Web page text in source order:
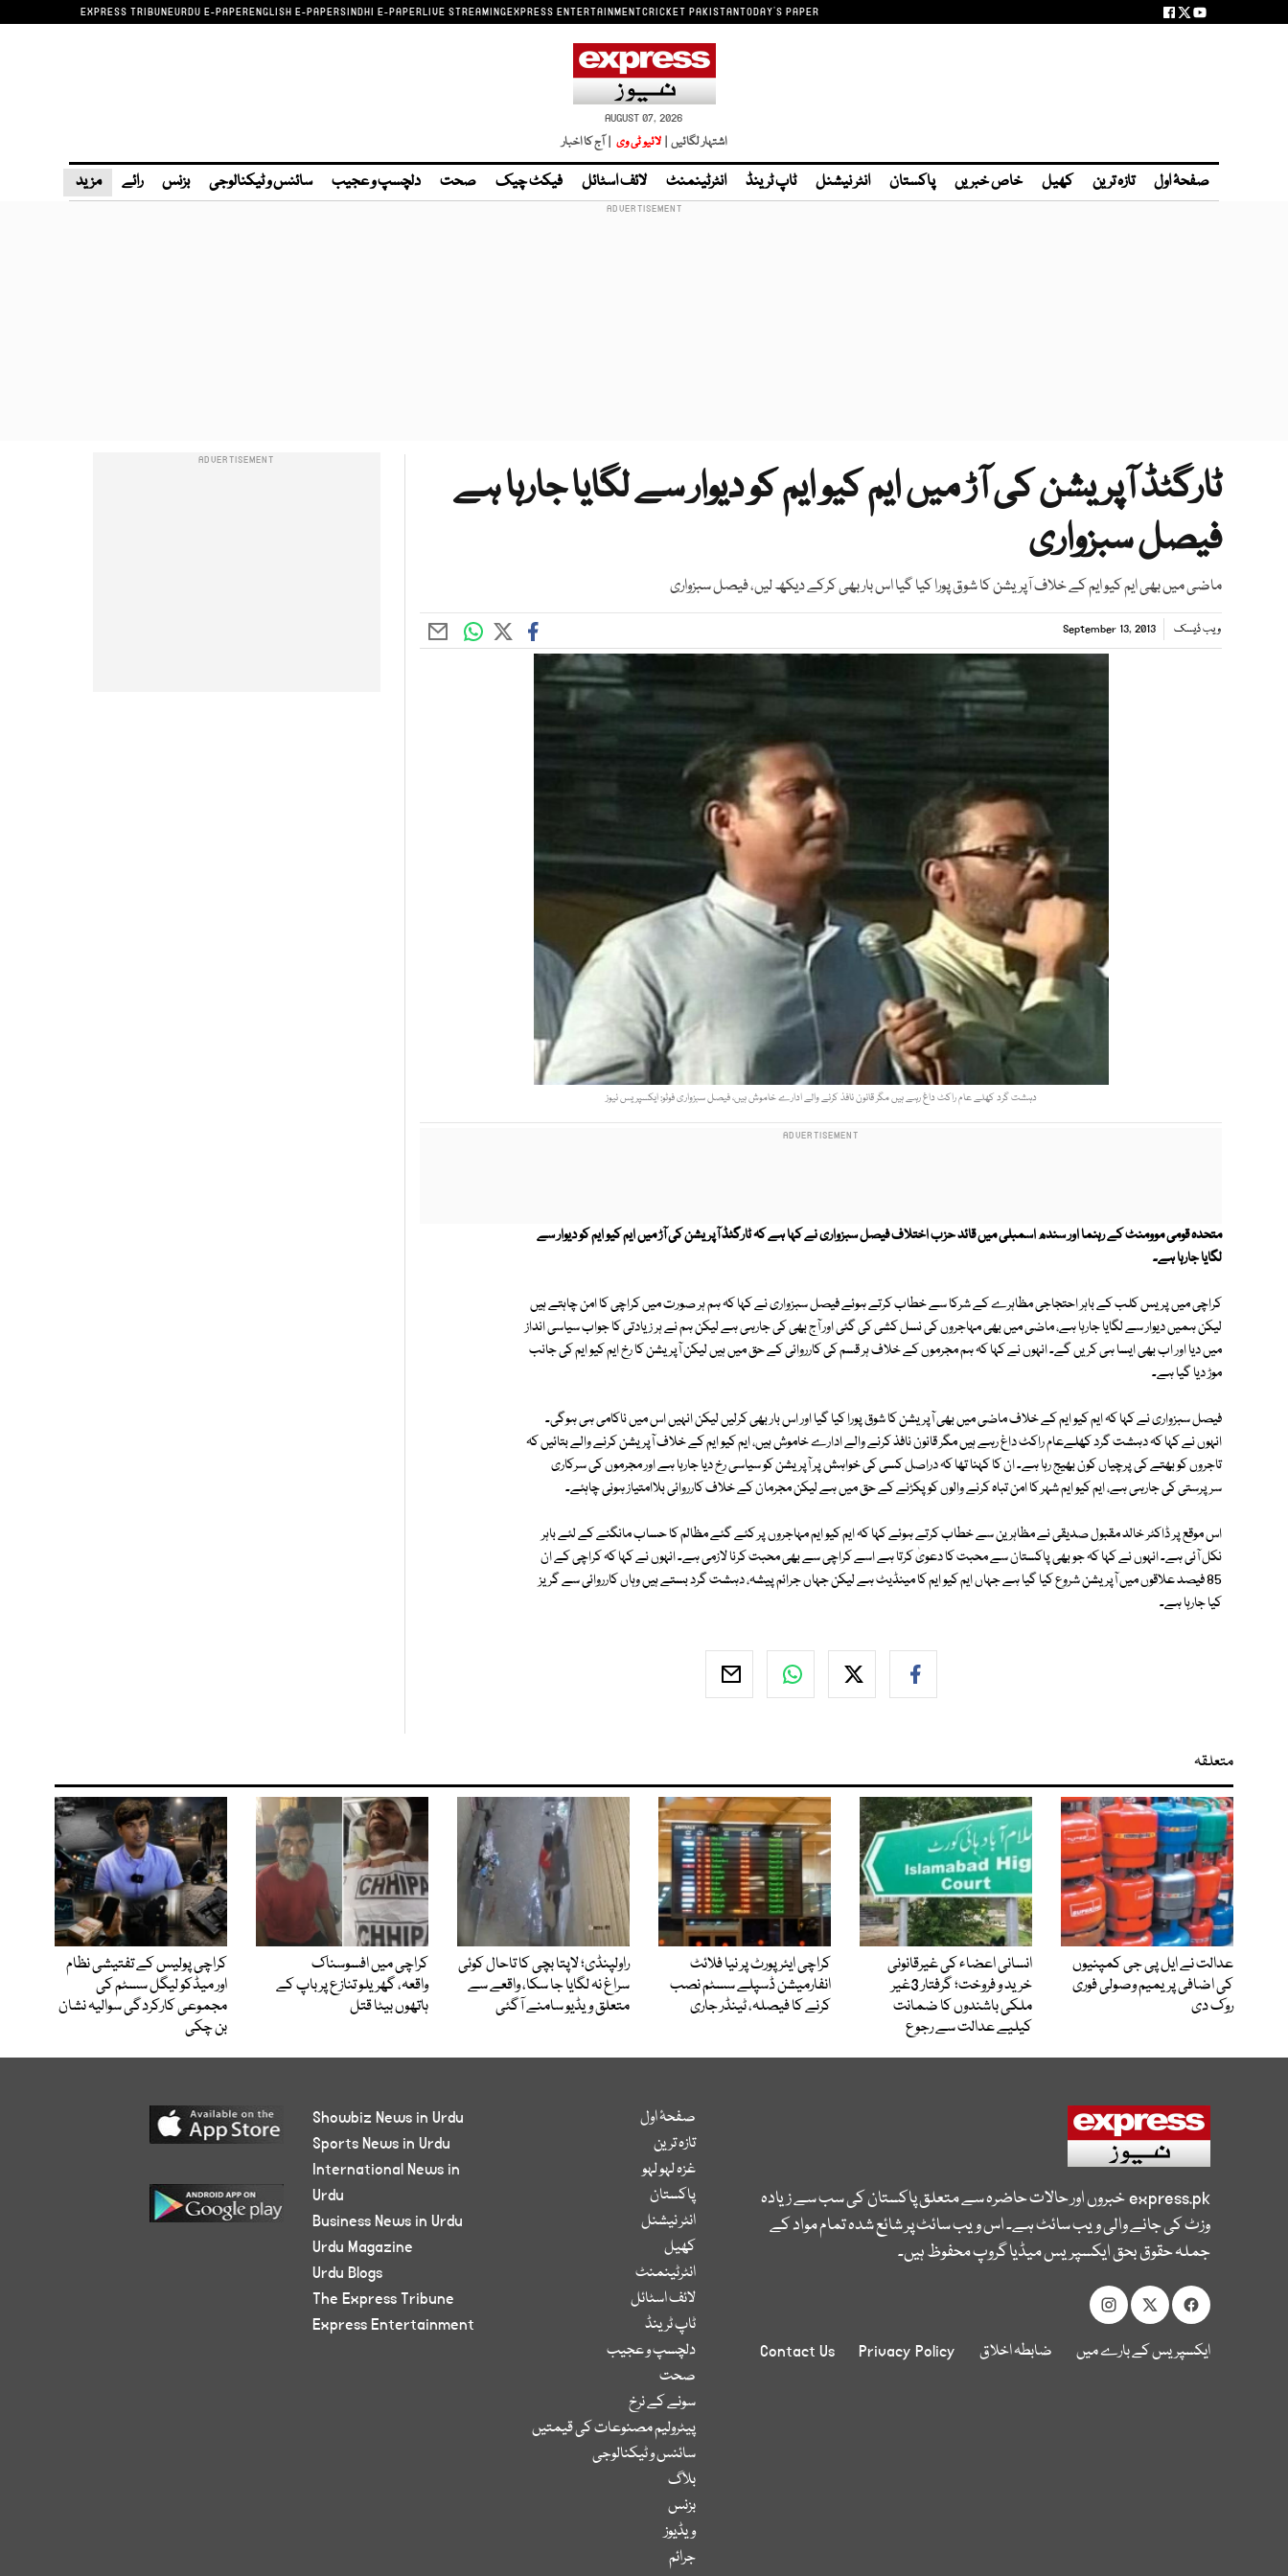
EXPRESS TRIBUNEURDU E-PAPERENGLISH E-PAPERSINDHI E-PAPERLIVE STREAMINGEXPRESS ENTERTAINMENTCRICKET PAKISTANTODAY'S PAPER
AUGUST 07, 2026
اشتہار لگائیں | لائیو ٹی وی | آج کا اخبار
صفحۂ اول تازہ ترین کھیل خاص خبریں پاکستان انٹر نیشنل ٹاپ ٹرینڈ انٹرٹینمنٹ لائف اسٹائل فیکٹ چیک صحت دلچسپ و عجیب سائنس و ٹیکنالوجی بزنس رائے مزید
ٹارگٹڈ آپریشن کی آڑ میں ایم کیو ایم کو دیوار سے لگایا جارہا ہے
فیصل سبزواری
ماضی میں بھی ایم کیو ایم کے خلاف آپریشن کا شوق پورا کیا گیا اس بار بھی کرکے دیکھ لیں، فیصل سبزواری
ویب ڈیسک September 13, 2013
دہشت گرد کھلے عام راکٹ داغ رہے ہیں مگر قانون نافذ کرنے والے ادارے خاموش ہیں، فیصل سبزواری فوٹو: ایکسپریس نیوز
متحدہ قومی موومنٹ کے رہنما اور سندھ اسمبلی میں قائد حزب اختلاف فیصل سبزواری نے کہا ہے کہ ٹارگٹڈ آپریشن کی آڑ میں ایم کیو ایم کو دیوار سے
لگایا جارہا ہے۔
کراچی میں پریس کلب کے باہر احتجاجی مظاہرے کے شرکا سے خطاب کرتے ہوئے فیصل سبزواری نے کہا کہ ہم ہر صورت میں کراچی کا امن چاہتے ہیں
لیکن ہمیں دیوار سے لگایا جارہا ہے، ماضی میں بھی مہاجروں کی نسل کشی کی گئی اور آج بھی کی جارہی ہے لیکن ہم نے ہر زیادتی کا جواب سیاسی انداز
میں دیا اور اب بھی ایسا ہی کریں گے۔ انہوں نے کہا کہ ہم مجرموں کے خلاف ہر قسم کی کارروائی کے حق میں ہیں لیکن آپریشن کا رخ ایم کیو ایم کی جانب
موڑ دیا گیا ہے۔
فیصل سبزواری نے کہا کہ ایم کیو ایم کے خلاف ماضی میں بھی آپریشن کا شوق پورا کیا گیا اور اس بار بھی کرلیں لیکن انہیں اس میں ناکامی ہی ہوگی۔
انہوں نے کہا کہ دہشت گرد کھلےعام راکٹ داغ رہے ہیں مگر قانون نافذ کرنے والے ادارے خاموش ہیں، ایم کیو ایم کے خلاف آپریشن کرنے والے بتائیں کہ
تاجروں کو بھتے کی پرچیاں کون بھیج رہا ہے۔ ان کا کہنا تھا کہ دراصل کسی کی خواہش پر آپریشن کو سیاسی رخ دیا جارہا ہے اور مجرموں کی سرکاری
سرپرستی کی جارہی ہے، ایم کیو ایم شہر کا امن تباہ کرنے والوں کو پکڑنے کے حق میں ہے لیکن مجرمان کے خلاف کارروائی بلاامتیاز ہونی چاہئے۔
اس موقع پر ڈاکٹر خالد مقبول صدیقی نے مظاہرین سے خطاب کرتے ہوئے کہا کہ ایم کیو ایم مہاجروں پر کئے گئے مظالم کا حساب مانگنے کے لئے باہر
نکل آئی ہے۔ انہوں نے کہا کہ جو بھی پاکستان سے محبت کا دعویٰ کرتا ہے اسے کراچی سے بھی محبت کرنا لازمی ہے۔ انہوں نے کہا کہ کراچی کے ان
85 فیصد علاقوں میں آپریشن شروع کیا گیا ہے جہاں ایم کیو ایم کا مینڈیٹ ہے لیکن جہاں جرائم پیشہ، دہشت گرد بستے ہیں وہاں کارروائی سے گریز
کیا جارہا ہے۔
متعلقہ
عدالت نے ایل پی جی کمپنیوں
کی اضافی پریمیم وصولی فوری
روک دی
انسانی اعضاء کی غیرقانونی
خرید و فروخت؛ گرفتار 3غیر
ملکی باشندوں کا ضمانت
کیلیے عدالت سے رجوع
کراچی ایئرپورٹ پر نیا فلائٹ
انفارمیشن ڈسپلے سسٹم نصب
کرنے کا فیصلہ، ٹینڈر جاری
راولپنڈی؛ لاپتا بچی کا تاحال کوئی
سراغ نہ لگایا جا سکا، واقعے سے
متعلق ویڈیو سامنے آگئی
کراچی میں افسوسناک
واقعہ، گھریلو تنازع پر باپ کے
ہاتھوں بیٹا قتل
کراچی پولیس کے تفتیشی نظام
اور میڈکو لیگل سسٹم کی
مجموعی کارکردگی سوالیہ نشان
بن چکی
express.pkخبروں اور حالات حاضرہ سے متعلق پاکستان کی سب سے زیادہ
وزٹ کی جانے والی ویب سائٹ ہے۔ اس ویب سائٹ پر شائع شدہ تمام مواد کے
جملہ حقوق بحق ایکسپریس میڈیا گروپ محفوظ ہیں۔
ایکسپریس کے بارے میں ضابطہ اخلاق Privacy Policy
Contact Us
صفحۂ اول
تازہ ترین
غزہ لہو لہو
پاکستان
انٹر نیشنل
کھیل
انٹرٹینمنٹ
لائف اسٹائل
ٹاپ ٹرینڈ
دلچسپ و عجیب
صحت
سونے کے نرخ
پیٹرولیم مصنوعات کی قیمتیں
سائنس و ٹیکنالوجی
بلاگ
بزنس
ویڈیوز
جرائم
Showbiz News in Urdu
Sports News in Urdu
International News in
Urdu
Business News in Urdu
Urdu Magazine
Urdu Blogs
The Express Tribune
Express Entertainment